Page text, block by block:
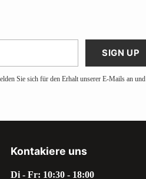
SIGN UP
Sie sich für den Erhalt unserer E-Mails an und
Kontakiere uns
Di - Fr: 10:30 - 18:00